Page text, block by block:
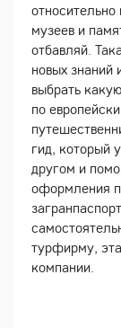
музеев и
отбавляй.
новых знаний
выбрать
по
гид, который
другом и
оформления
турфирму,
компании.